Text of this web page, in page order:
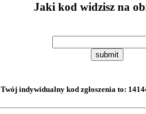
Jaki kod widzisz na
submit
Twój indywidualny kod zgłoszenia to: